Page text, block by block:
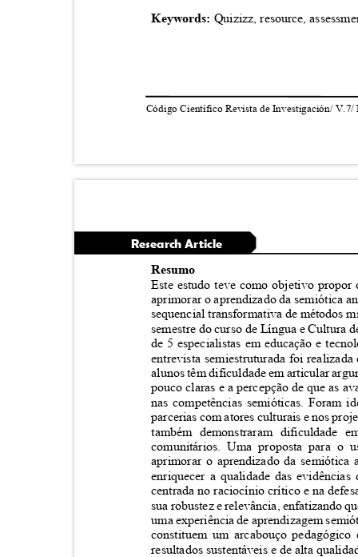
Keywords:Quizizz, resource,
Código Científico Revista de Investigación/
Research Article
Resumo
Este estudo teve como objetivo
aprimorar o aprendizado da semiótica
sequencial transformativa de métodos
semestre do curso de Língua e Cultura
de 5 especialistas em educação e
entrevista semiestruturada foi
alunos têm dificuldade em articular
pouco claras e a percepção de que as
nas competências semióticas. Foram
parcerias com atores culturais e nos
também demonstraram dificuldade
comunitários. Uma proposta para
aprimorar o aprendizado da
enriquecer a qualidade das
centrada no raciocínio crítico e na
sua robustez e relevância, enfatizando
uma experiência de aprendizagem
constituem um arcabouço
resultados sustentáveis e de alta